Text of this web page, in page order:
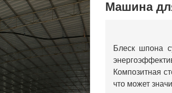
Машина
Блеск шпона
Композитная
что может